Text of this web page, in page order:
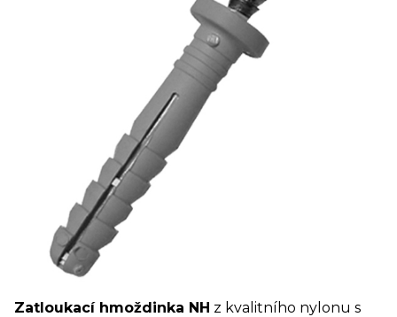
Zatloukací hmoždinka NH z kvalitního nylonu s